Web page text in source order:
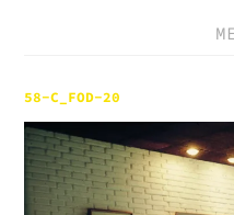
58-C_FOD-20